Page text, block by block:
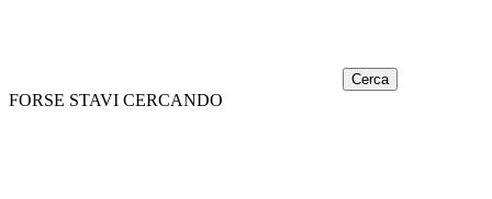
Cerca
FORSE STAVI CERCANDO